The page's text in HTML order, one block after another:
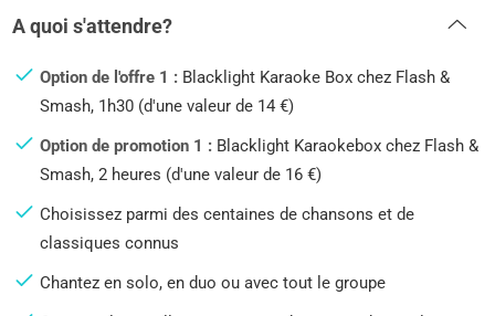
A quoi s'attendre?
Option de l'offre 1 : Blacklight Karaoke Box chez Flash &
Smash, 1h30 (d'une valeur de 14 €)
Option de promotion 1 : Blacklight Karaokebox chez Flash &
Smash, 2 heures (d'une valeur de 16 €)
Choisissez parmi des centaines de chansons et de
classiques connus
Chantez en solo, en duo ou avec tout le groupe